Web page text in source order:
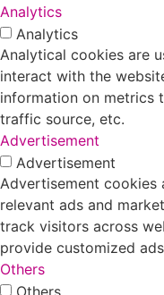
Analytics
Analytics
Analytical cookies are
interact with the
information on metrics
traffic source, etc.
Advertisement
Advertisement
Advertisement
relevant ads and
track visitors across
provide customized
Others